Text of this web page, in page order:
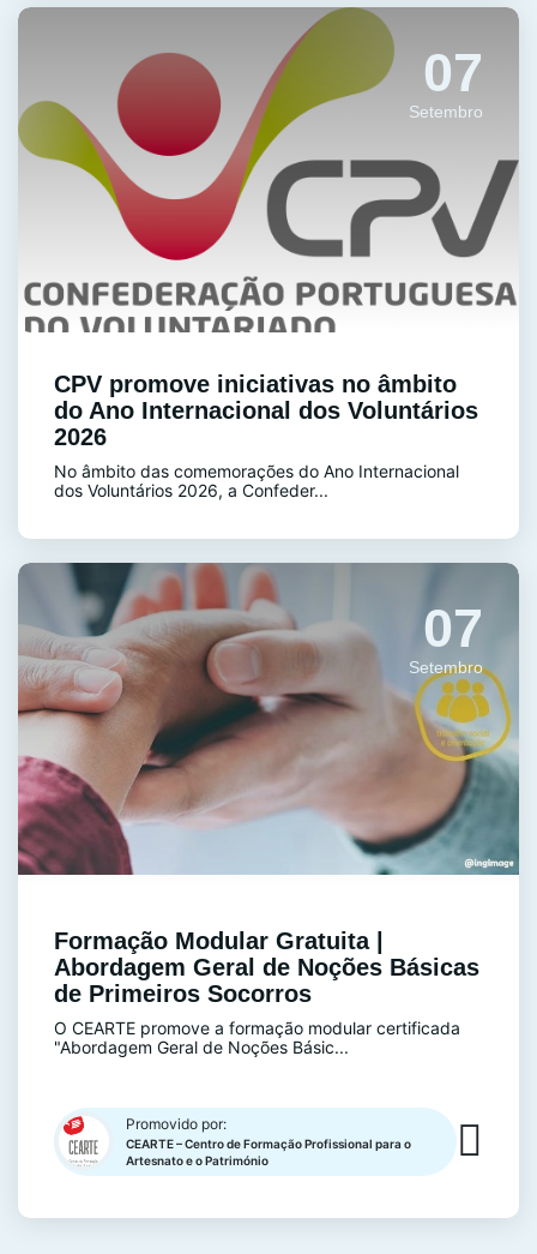
07
Setembro
CPV promove iniciativas no âmbito
do Ano Internacional dos Voluntários
2026
No âmbito das comemorações do Ano Internacional
dos Voluntários 2026, a Confeder...
07
Setembro
Formação Modular Gratuita |
Abordagem Geral de Noções Básicas
de Primeiros Socorros
O CEARTE promove a formação modular certificada
"Abordagem Geral de Noções Básic...
Promovido por:
CEARTE – Centro de Formação Profissional para o
Artesnato e o Património